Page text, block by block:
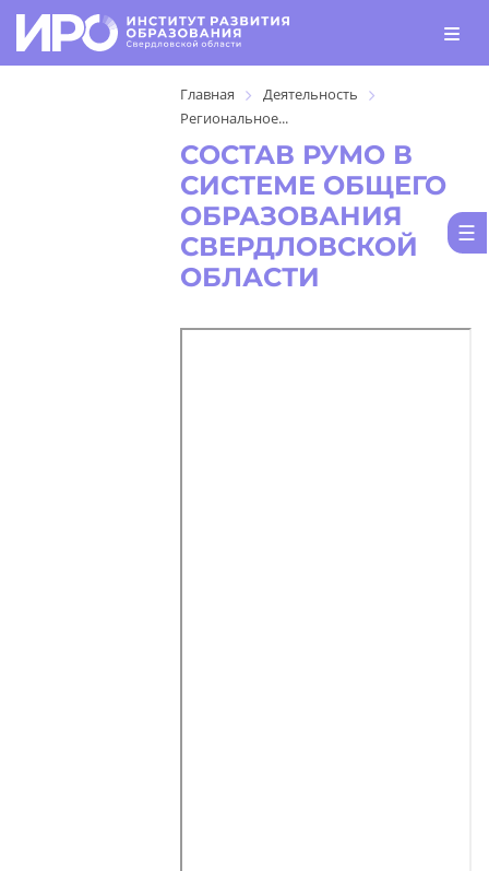
Главная
Деятельность
Региональное...
СОСТАВ РУМО В
СИСТЕМЕ ОБЩЕГО
ОБРАЗОВАНИЯ
СВЕРДЛОВСКОЙ
ОБЛАСТИ